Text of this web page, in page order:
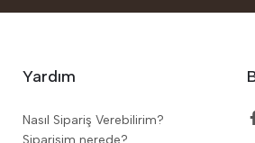
Yardım
Nasıl Sipariş Verebilirim?